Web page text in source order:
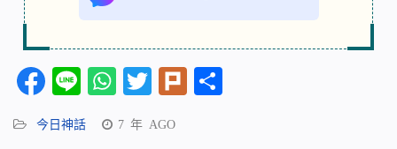
Facebook
LineWhatsApp
Twitter
Plurk
今日神話 7 年 AGO